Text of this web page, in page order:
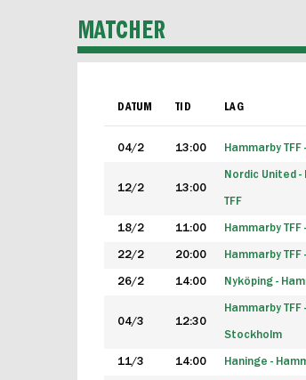
MATCHER
DATUM TID LAG
04/2 13:00 Hammarby
12/2 13:00
Nordic United -
TFF
18/2 11:00 Hammarby TFF
22/2 20:00 Hammarby
26/2 14:00 Nyköping -
04/3 12:30
Hammarby TFF
Stockholm
11/3 14:00 Haninge -